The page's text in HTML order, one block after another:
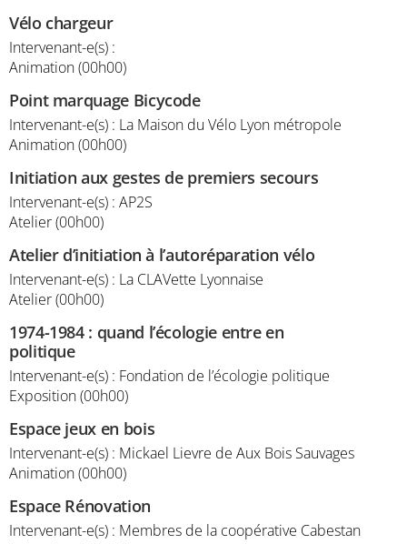
Vélo chargeur
Intervenant-e(s) :
Animation (00h00)
Point marquage Bicycode
Intervenant-e(s) : La Maison du Vélo Lyon métropole
Animation (00h00)
Initiation aux gestes de premiers secours
Intervenant-e(s) : AP2S
Atelier (00h00)
Atelier d’initiation à l’autoréparation vélo
Intervenant-e(s) : La CLAVette Lyonnaise
Atelier (00h00)
1974-1984 : quand l’écologie entre en
politique
Intervenant-e(s) : Fondation de l’écologie politique
Exposition (00h00)
Espace jeux en bois
Intervenant-e(s) : Mickael Lievre de Aux Bois Sauvages
Animation (00h00)
Espace Rénovation
Intervenant-e(s) : Membres de la coopérative Cabestan